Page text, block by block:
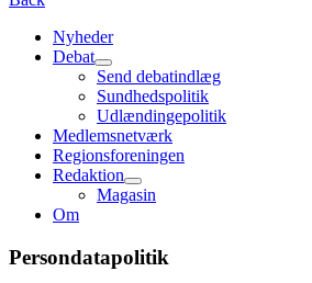
Nyheder
Debat
open
menu
Send debatindlæg
Sundhedspolitik
Udlændingepolitik
Medlemsnetværk
Regionsforeningen
Redaktion
open
menu
Magasin
Om
Persondatapolitik